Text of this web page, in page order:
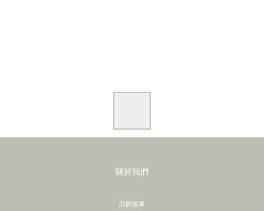
關於我們
品牌故事